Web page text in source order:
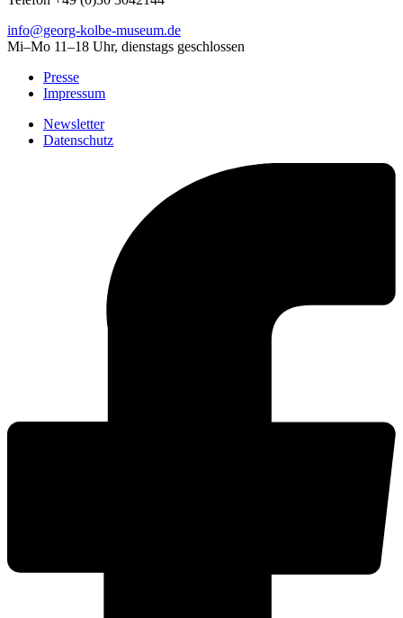
info@georg-kolbe-museum.de
Mi–Mo 11–18 Uhr, dienstags geschlossen
Presse
Impressum
Newsletter
Datenschutz